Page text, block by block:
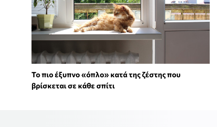
To πιο έξυπνο «όπλο» κατά της ζέστης που
βρίσκεται σε κάθε σπίτι